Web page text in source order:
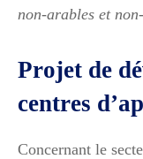
non-arables et
Projet de
centres
Concernant le